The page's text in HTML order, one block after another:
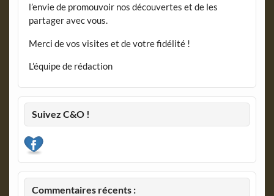
l’envie de promouvoir nos découvertes et de les
partager avec vous.
Merci de vos visites et de votre fidélité !
L’équipe de rédaction
Suivez C&O !
Commentaires récents :